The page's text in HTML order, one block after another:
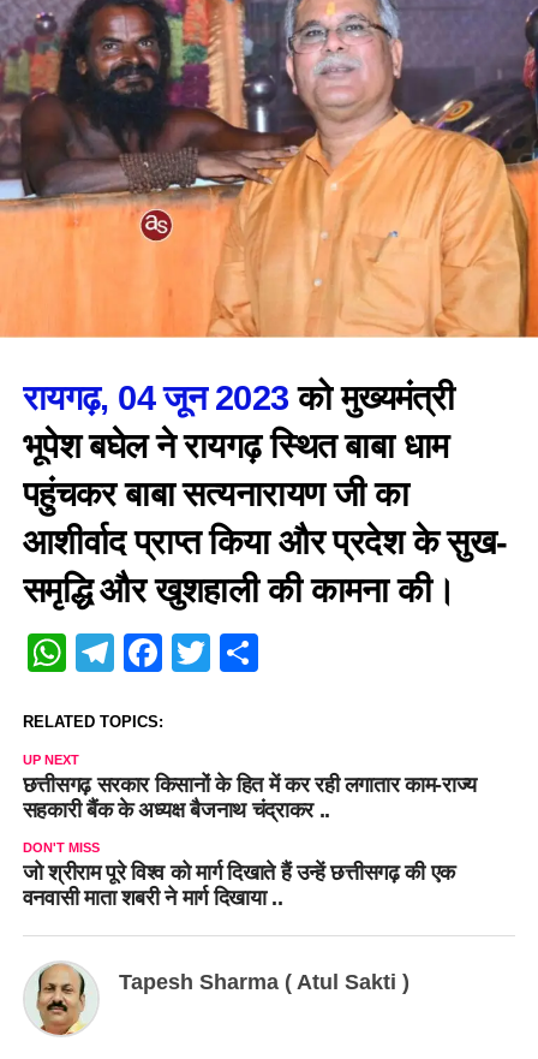
रायगढ़, 04 जून 2023 को मुख्यमंत्री
भूपेश बघेल ने रायगढ़ स्थित बाबा धाम
पहुंचकर बाबा सत्यनारायण जी का
आशीर्वाद प्राप्त किया और प्रदेश के सुख-
समृद्धि और खुशहाली की कामना की।
WhatsApp
Telegram
Facebook
Twitter
Share
RELATED TOPICS:
UP NEXT
छत्तीसगढ़ सरकार किसानों के हित में कर रही लगातार काम-राज्य
सहकारी बैंक के अध्यक्ष बैजनाथ चंद्राकर ..
DON'T MISS
जो श्रीराम पूरे विश्व को मार्ग दिखाते हैं उन्हें छत्तीसगढ़ की एक
वनवासी माता शबरी ने मार्ग दिखाया ..
Tapesh Sharma ( Atul Sakti )